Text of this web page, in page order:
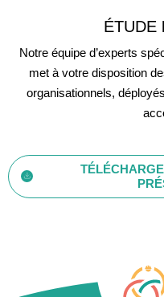
ÉTUDE
Notre équipe d’experts
met à votre disposition
organisationnels,